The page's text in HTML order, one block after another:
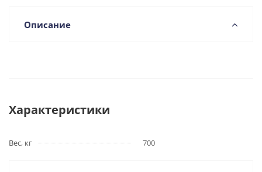
Описание
Характеристики
Вес, кг 700